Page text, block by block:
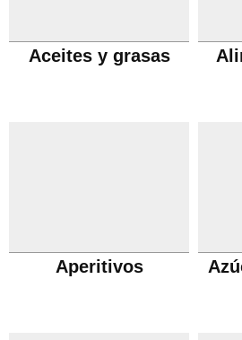
Aceites y grasas
Aperitivos